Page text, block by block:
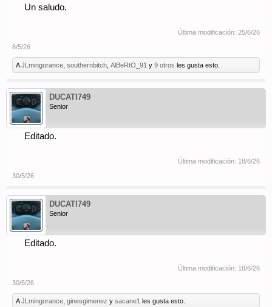
Un saludo.
Última modificación: 25/6/26
8/5/26
AJLmingorance southernbitch AlBeRtO_91 y 9 otros les gusta esto.
DUCATI749
Senior
Editado.
Última modificación: 18/6/26
30/5/26
DUCATI749
Senior
Editado.
Última modificación: 18/6/26
30/5/26
AJLmingorance ginesgimenez y sacane1 les gusta esto.